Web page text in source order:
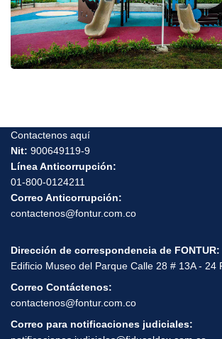
Contactenos aquí
Nit: 900649119-9
Línea Anticorrupción:
01-800-0124211
Correo Anticorrupción:
contactenos@fontur.com.co
Dirección de correspondencia de FONTUR:
Edificio Museo del Parque Calle 28 # 13A - 24
Correo Contáctenos:
contactenos@fontur.com.co
Correo para notificaciones judiciales: